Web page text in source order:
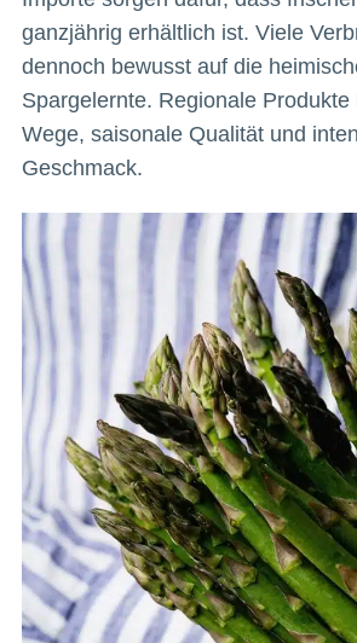
ganzjährig erhältlich ist. Viele
dennoch bewusst auf die
Spargelernte. Regionale Produkte
Wege, saisonale Qualität und
Geschmack.